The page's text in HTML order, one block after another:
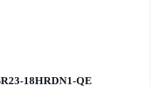
18HRDN1-QE